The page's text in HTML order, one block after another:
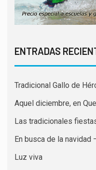
ENTRADAS
Tradicional Gallo de
Aquel diciembre, en
Las tradicionales
En busca de la navidad
Luz viva